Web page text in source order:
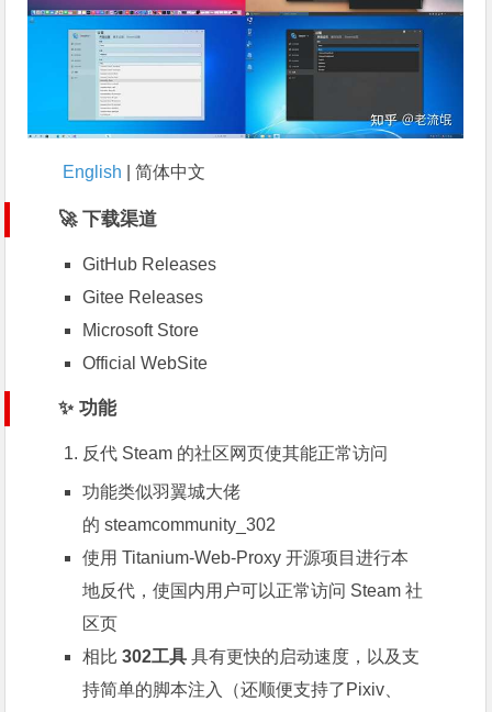
English | 简体中文
🚀 下载渠道
GitHub Releases
Gitee Releases
Microsoft Store
Official WebSite
✨ 功能
反代 Steam 的社区网页使其能正常访问
功能类似羽翼城大佬
的steamcommunity_302
使用Titanium-Web-Proxy 开源项目进行本
地反代，使国内用户可以正常访问 Steam 社
区页
相比302工具 具有更快的启动速度，以及支
持简单的脚本注入（还顺便支持了Pixiv、